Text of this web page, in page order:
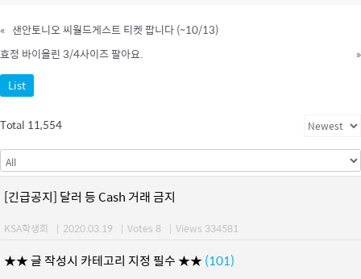
« 샌안토니오 씨월드게스트 티켓 팝니다 (~10/13)
효정 바이올린 3/4사이즈 팔아요.
»
List
Total 11,554
[긴급공지] 달러 등 Cash 거래 금지
KSA학생회 | 2020.03.19 | Votes 8 | Views 334581
★★ 글 작성시 카테고리 지정 필수 ★★ (101)